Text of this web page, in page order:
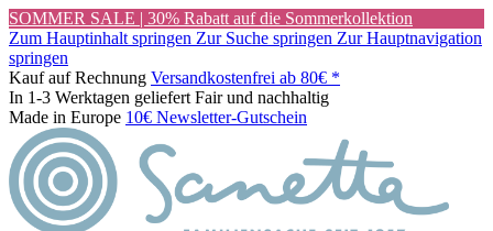
SOMMER SALE | 30% Rabatt auf die Sommerkollektion
Zum Hauptinhalt springen Zur Suche springen Zur Hauptnavigation
springen
Kauf auf Rechnung Versandkostenfrei ab 80€ *
In 1-3 Werktagen geliefert Fair und nachhaltig
Made in Europe 10€ Newsletter-Gutschein